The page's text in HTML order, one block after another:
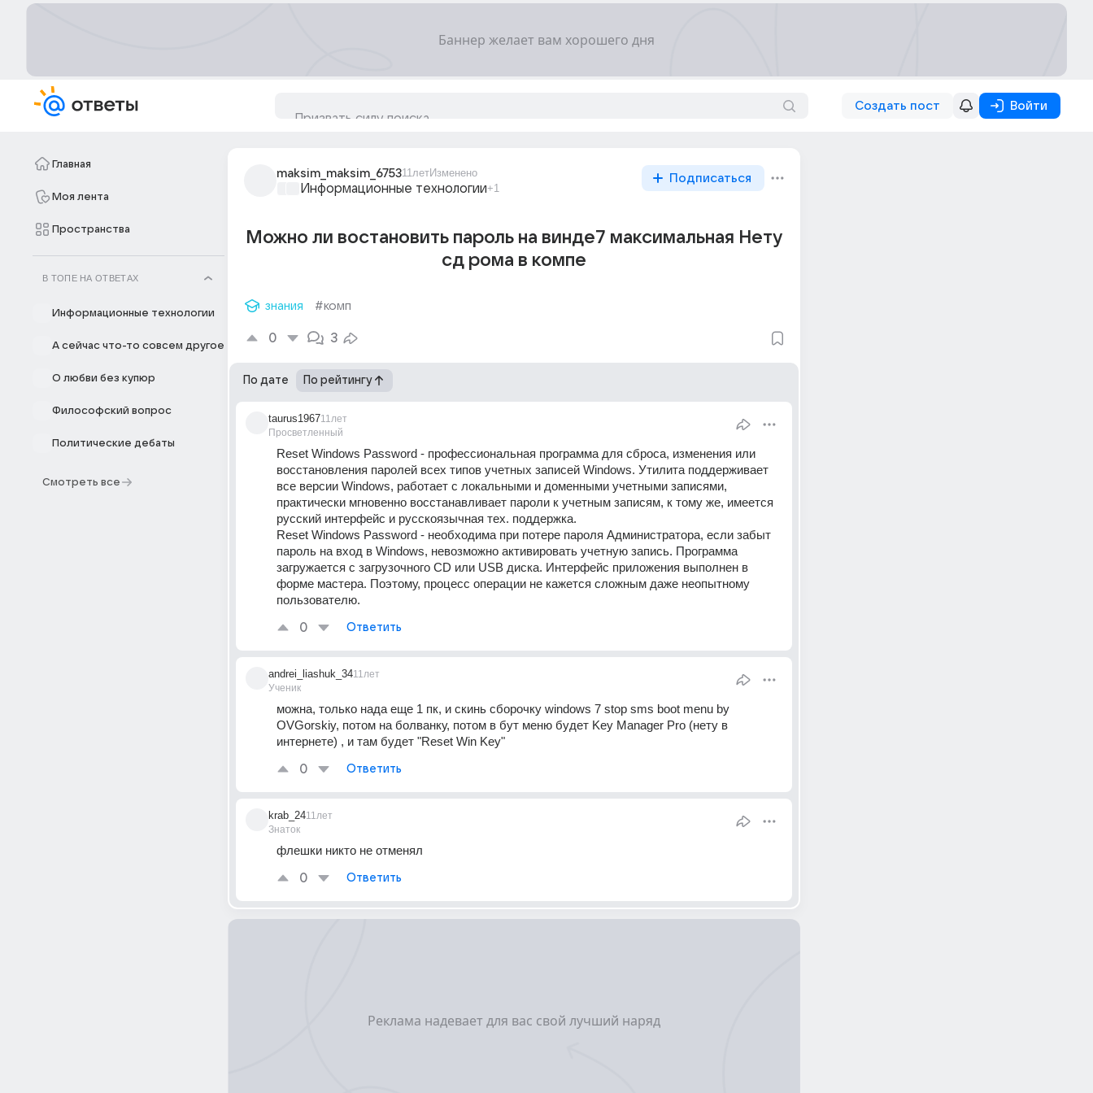
Создать пост Войти
Главная
Моя лента
Пространства
В ТОПЕ НА ОТВЕТАХ
Информационные технологии
А сейчас что-то совсем другое
О любви без купюр
Философский вопрос
Политические дебаты
Смотреть все
maksim_maksim_675311летИзменено
Информационные технологии+1
Подписаться
Можно ли востановить пароль на винде7 максимальная Нету
сд рома в компе
знания #комп
0 3
По дате По рейтингу
taurus1967
Просветленный
11лет
Reset Windows Password - профессиональная программа для сброса, изменения или
восстановления паролей всех типов учетных записей Windows. Утилита поддерживает
все версии Windows, работает с локальными и доменными учетными записями,
практически мгновенно восстанавливает пароли к учетным записям, к тому же, имеется
русский интерфейс и русскоязычная тех. поддержка.
Reset Windows Password - необходима при потере пароля Администратора, если забыт
пароль на вход в Windows, невозможно активировать учетную запись. Программа
загружается с загрузочного CD или USB диска. Интерфейс приложения выполнен в
форме мастера. Поэтому, процесс операции не кажется сложным даже неопытному
пользователю.
0 Ответить
andrei_liashuk_34
Ученик
11лет
можна, только нада еще 1 пк, и скинь сборочку windows 7 stop sms boot menu by
OVGorskiy, потом на болванку, потом в бут меню будет Key Manager Pro (нету в
интернете) , и там будет "Reset Win Key"
0 Ответить
krab_24
Знаток
11лет
флешки никто не отменял
0 Ответить